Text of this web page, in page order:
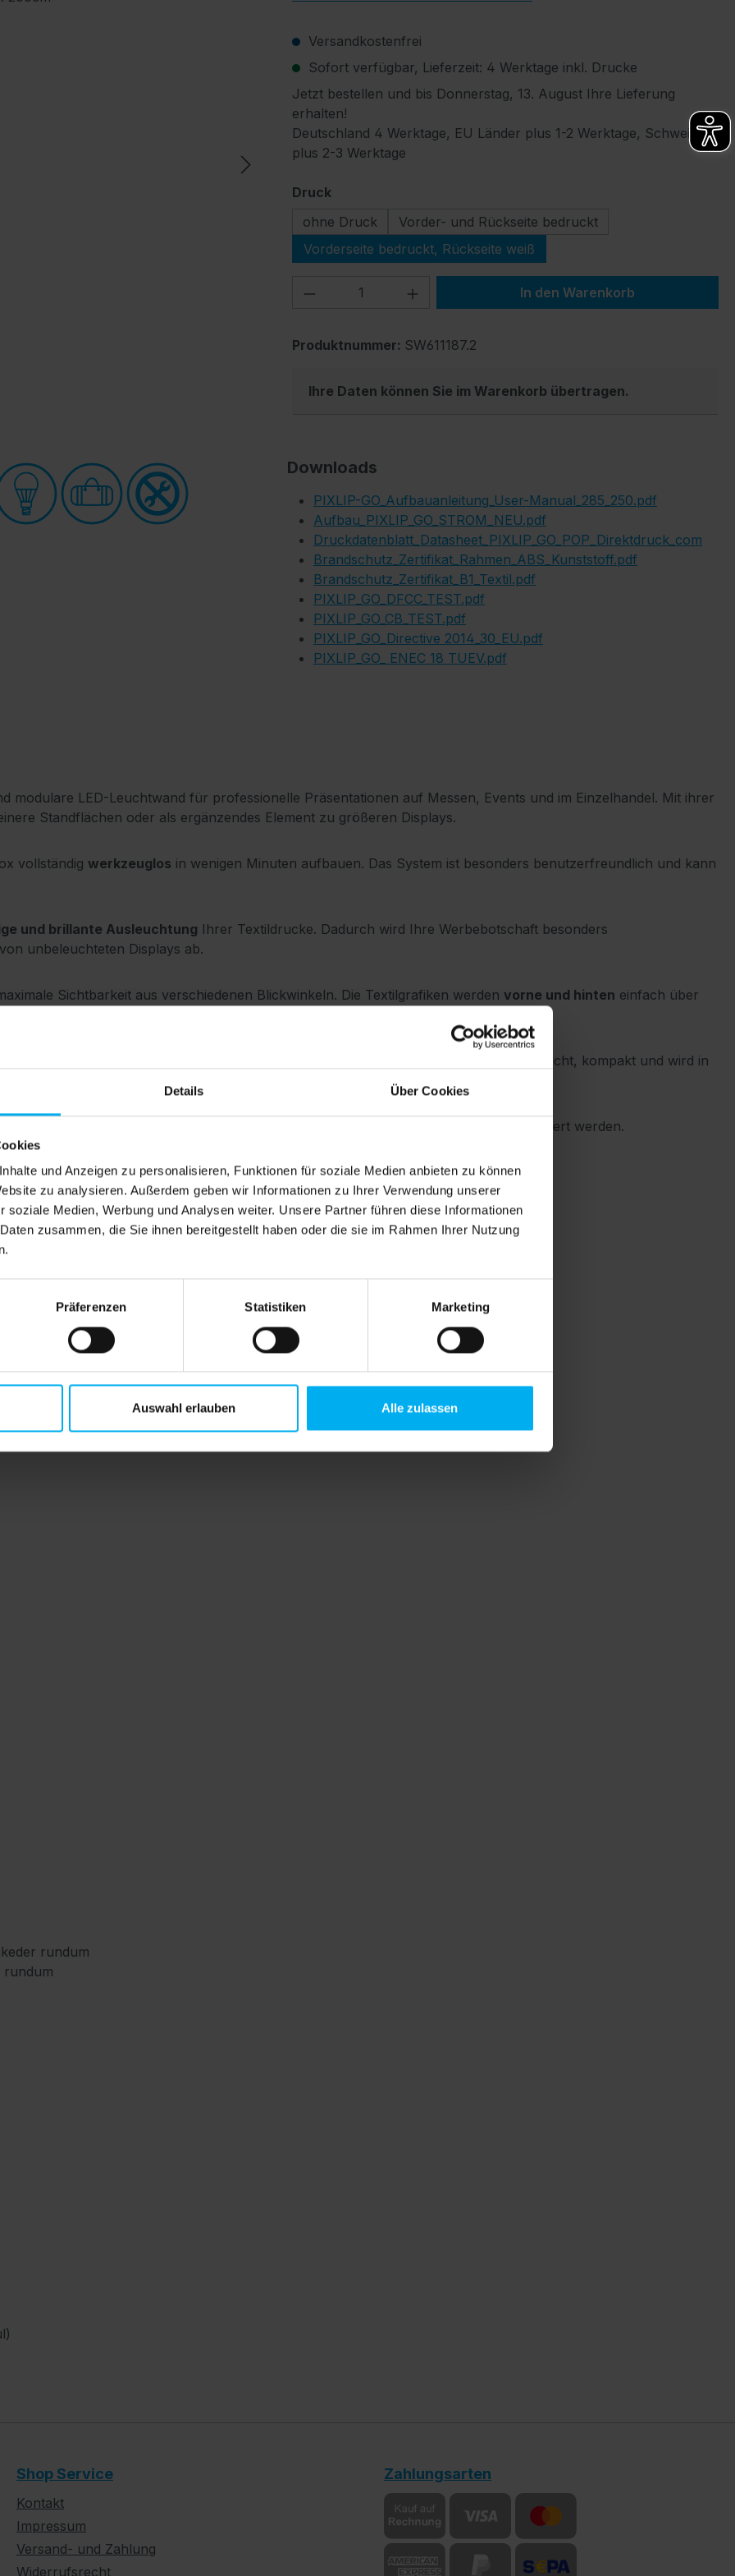
Details Über Cookies
und Anzeigen zu personalisieren, Funktionen für soziale Medien anbieten zu können
zu analysieren. Außerdem geben wir Informationen zu Ihrer Verwendung unserer
soziale Medien, Werbung und Analysen weiter. Unsere Partner führen diese Informationen
zusammen, die Sie ihnen bereitgestellt haben oder die sie im Rahmen Ihrer Nutzung
Präferenzen Statistiken Marketing
Auswahl erlauben Alle zulassen
Versandkostenfrei
Sofort verfügbar, Lieferzeit: 4 Werktage inkl. Drucke
Jetzt bestellen und bis Donnerstag, 13. August Ihre Lieferung
erhalten!
Deutschland 4 Werktage, EU Länder plus 1-2 Werktage, Schweiz
plus 2-3 Werktage
Druckauswählen
ohne Druck
Vorder- und Rückseite bedruckt
Vorderseite bedruckt, Rückseite weiß
Produkt Anzahl: Gib den gewünschten Wert
In den Warenkorb
Produktnummer: SW611187.2
Ihre Daten können Sie im Warenkorb übertragen.
Downloads
PIXLIP-GO_Aufbauanleitung_User-Manual_285_250.pdf
Aufbau_PIXLIP_GO_STROM_NEU.pdf
Druckdatenblatt_Datasheet_PIXLIP_GO_POP_Direktdruck_com
Brandschutz_Zertifikat_Rahmen_ABS_Kunststoff.pdf
Brandschutz_Zertifikat_B1_Textil.pdf
PIXLIP_GO_DFCC_TEST.pdf
PIXLIP_GO_CB_TEST.pdf
PIXLIP_GO_Directive 2014_30_EU.pdf
PIXLIP_GO_ ENEC 18 TUEV.pdf
modulare LED-Leuchtwand für professionelle Präsentationen auf Messen, Events und im Einzelhandel. Mit ihrer
Standflächen oder als ergänzendes Element zu größeren Displays.
vollständig werkzeuglos in wenigen Minuten aufbauen. Das System ist besonders benutzerfreundlich und kann
und brillante Ausleuchtung Ihrer Textildrucke. Dadurch wird Ihre Werbebotschaft besonders
unbeleuchteten Displays ab.
Sichtbarkeit aus verschiedenen Blickwinkeln. Die Textilgrafiken werden vorne und hinten einfach über
flexibel erweitert und mit weiteren Systemen kombiniert werden. Gleichzeitig ist sie leicht, kompakt und wird in
und kann individuell zu größeren Messeständen oder Präsentationsflächen erweitert werden.
rundum
rundum
Shop Service
Kontakt
Impressum
Versand- und Zahlung
Widerrufsrecht
Zahlungsarten